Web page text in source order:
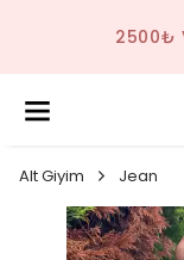
2500₺
Alt Giyim Jean